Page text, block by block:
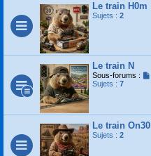
Le train H0m
Sujets : 2
Le train N
Sous-forums :
Sujets : 7
Le train On30
Sujets : 2